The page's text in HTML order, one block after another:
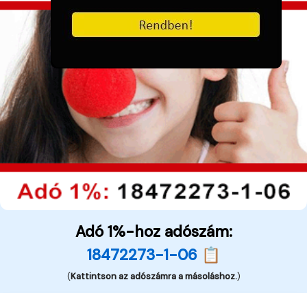
Adó 1%-hoz adószám:
18472273-1-06 📋
(Kattintson az adószámra a másoláshoz.)